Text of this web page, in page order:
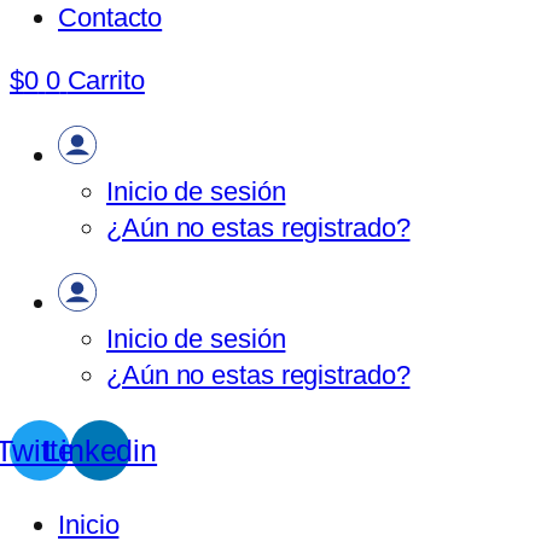
Contacto
$0 0 Carrito
Inicio de sesión
¿Aún no estas registrado?
Inicio de sesión
¿Aún no estas registrado?
Linkedin
Inicio